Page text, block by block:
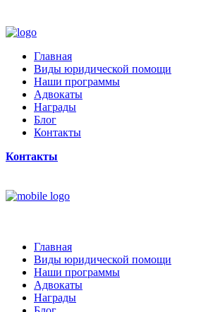
Главная
Виды юридической помощи
Наши программы
Адвокаты
Награды
Блог
Контакты
Контакты
Главная
Виды юридической помощи
Наши программы
Адвокаты
Награды